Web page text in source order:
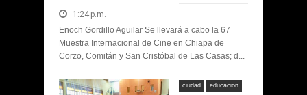
1:24 p.m.
Enoch Gordillo Aguilar Se llevará a cabo la 67
Muestra Internacional de Cine en Chiapa de
Corzo, Comitán y San Cristóbal de Las Casas; d...
ciudad educacion